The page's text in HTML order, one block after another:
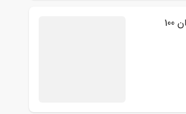
فوری فوری رهن و اجاره آپارتمان 100